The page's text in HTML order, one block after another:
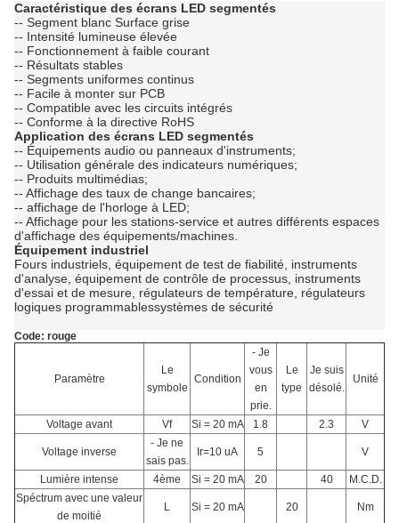
Caractéristique des écrans LED segmentés
-- Segment blanc Surface grise
-- Intensité lumineuse élevée
-- Fonctionnement à faible courant
-- Résultats stables
-- Segments uniformes continus
-- Facile à monter sur PCB
-- Compatible avec les circuits intégrés
-- Conforme à la directive RoHS
Application des écrans LED segmentés
-- Équipements audio ou panneaux d'instruments;
-- Utilisation générale des indicateurs numériques;
-- Produits multimédias;
-- Affichage des taux de change bancaires;
-- affichage de l'horloge à LED;
-- Affichage pour les stations-service et autres différents espaces
d'affichage des équipements/machines.
Équipement industriel
Fours industriels, équipement de test de fiabilité, instruments
d'analyse, équipement de contrôle de processus, instruments
d'essai et de mesure, régulateurs de température, régulateurs
logiques programmablessystèmes de sécurité
Code: rouge
Paramètre
Le
symbole
Condition
- Je
vous
en
prie.
Le
type
Je suis
désolé.
Unité
Voltage avant Vf Si = 20 mA 1.8 2.3 V
Voltage inverse
- Je ne
sais pas.
Ir=10 uA 5 V
Lumière intense 4ème Si = 20 mA 20 40
M.C.D.
Spéctrum avec une valeur
de moitié
L Si = 20 mA 20 Nm